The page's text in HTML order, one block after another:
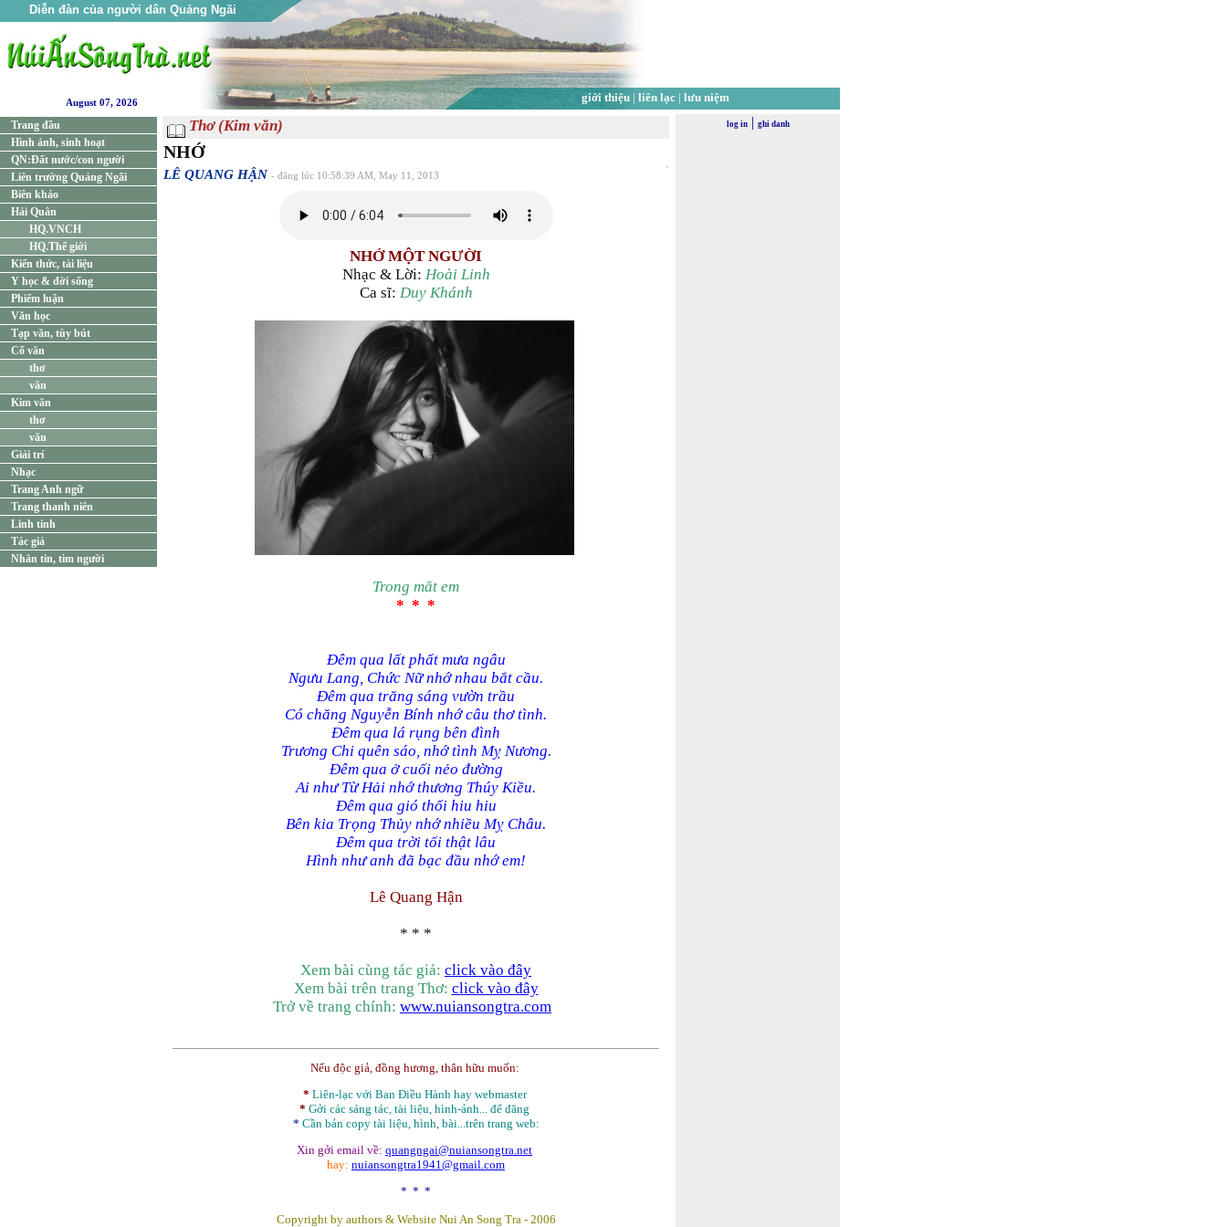
Diễn đàn của người dân Quảng Ngãi
giới thiệu| liên lạc| lưu niệm
August 07, 2026
Trang đầu
Hình ảnh, sinh hoạt
QN:Đất nước/con người
Liên trường Quảng Ngãi
Biên khảo
Hải Quân
HQ.VNCH
HQ.Thế giới
Kiến thức, tài liệu
Y học & đời sống
Phiếm luận
Văn học
Tạp văn, tùy bút
Cổ văn
thơ
văn
Kim văn
thơ
văn
Giải trí
Nhạc
Trang Anh ngữ
Trang thanh niên
Linh tinh
Tác giả
Nhắn tin, tìm người
Thơ (Kim văn)
NHỚ
LÊ QUANG HẬN - đăng lúc 10:58:39 AM, May 11, 2013
NHỚ MỘT NGƯỜI
Nhạc & Lời: Hoài Linh
Ca sĩ: Duy Khánh
Trong mắt em
* * *
Đêm qua lất phất mưa ngâu
Ngưu Lang, Chức Nữ nhớ nhau bắt cầu.
Đêm qua trăng sáng vườn trầu
Có chăng Nguyễn Bính nhớ câu thơ tình.
Đêm qua lá rụng bên đình
Trương Chi quên sáo, nhớ tình Mỵ Nương.
Đêm qua ở cuối nẻo đường
Ai như Từ Hải nhớ thương Thúy Kiều.
Đêm qua gió thổi hiu hiu
Bên kia Trọng Thủy nhớ nhiều Mỵ Châu.
Đêm qua trời tối thật lâu
Hình như anh đã bạc đầu nhớ em!
Lê Quang Hận
* * *
Xem bài cùng tác giả: click vào đây
Xem bài trên trang Thơ: click vào đây
Trở về trang chính: www.nuiansongtra.com
Nếu độc giả, đồng hương, thân hữu muốn:
* Liên-lạc với Ban Điều Hành hay webmaster
* Gởi các sáng tác, tài liệu, hình-ảnh... để đăng
* Cần bản copy tài liệu, hình, bài...trên trang web:
Xin gởi email về: quangngai@nuiansongtra.net
hay: nuiansongtra1941@gmail.com
* * *
Copyright by authors & Website Nui An Song Tra - 2006
log in| ghi danh